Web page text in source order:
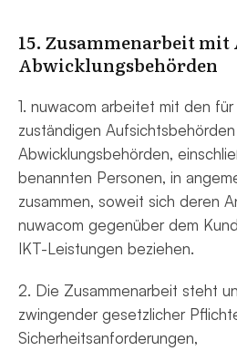
15. Zusammenarbeit
Abwicklungsbehörden
1. nuwacom arbeitet mit den
zuständigen
Abwicklungsbehörden,
benannten Personen, in
zusammen, soweit sich deren
nuwacom gegenüber dem
IKT-Leistungen beziehen.
2. Die Zusammenarbeit steht
zwingender gesetzlicher
Sicherheitsanforderungen,